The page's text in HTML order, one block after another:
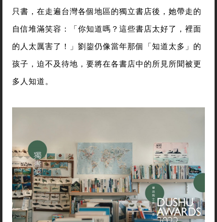
只書，在走遍台灣各個地區的獨立書店後，她帶走的
自信堆滿笑容：「你知道嗎？這些書店太好了，裡面
的人太厲害了！」劉鋆仍像當年那個「知道太多」的
孩子，迫不及待地，要將在各書店中的所見所聞被更
多人知道。